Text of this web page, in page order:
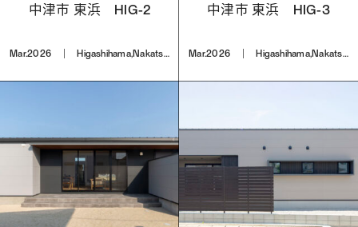
中津市 東浜 HIG-2
Mar.2026 Higashihama,Nakatsu city,Oita
中津市 東浜 HIG-3
Mar.2026 Higashihama,Nakatsu city,Oita